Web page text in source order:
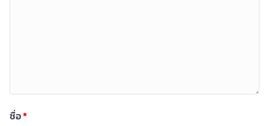
ชื่อ*